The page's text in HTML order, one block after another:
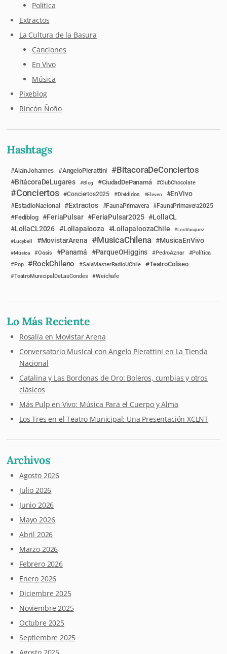
Política
Extractos
La Cultura de la Basura
Canciones
En Vivo
Música
Pixeblog
Rincón Ñoño
Hashtags
AlainJohannes AngeloPierattini BitacoraDeConciertos
BitácoraDeLugares Blog CiudadDePanamá ClubChocolate
Conciertos Conciertos2025 Divididos Eleven EnVivo
EstadioNacional Extractos FaunaPrimavera FaunaPrimavera2025
Fediblog FeriaPulsar FeriaPulsar2025
LollaCL
LollaCL2026
Lollapalooza LollapaloozaChile
LosVasquez
Lucybell
MovistarArena MusicaChilena MusicaEnVivo
Música Oasis Panamá ParqueOHiggins PedroAznar
Política
Pop
RockChileno SalaMasterRadioUChile TeatroColiseo
TeatroMunicipalDeLasCondes Weichafe
Lo Más Reciente
Rosalía en Movistar Arena
Conversatorio Musical con Angelo Pierattini en La Tienda
Nacional
Catalina y Las Bordonas de Oro: Boleros, cumbias y otros
clásicos
Más Pulp en Vivo: Música Para el Cuerpo y Alma
Los Tres en el Teatro Municipal: Una Presentación XCLNT
Archivos
Agosto 2026
Julio 2026
Junio 2026
Mayo 2026
Abril 2026
Marzo 2026
Febrero 2026
Enero 2026
Diciembre 2025
Noviembre 2025
Octubre 2025
Septiembre 2025